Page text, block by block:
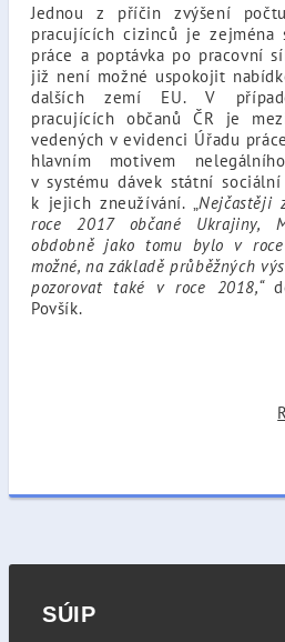
Jednou z příčin zvýšení
pracujících cizinců je zejména
práce a poptávka po pracovní
již není možné uspokojit
dalších zemí EU. V
pracujících občanů ČR je
vedených v evidenci Úřadu
hlavním motivem
v systému dávek státní
k jejich zneužívání. „ Nejčastěji
roce 2017 občané Ukrajiny,
obdobně jako tomu bylo v
možné, na základě průběžných
pozorovat také v roce 2018,“
Povšík.
SÚIP